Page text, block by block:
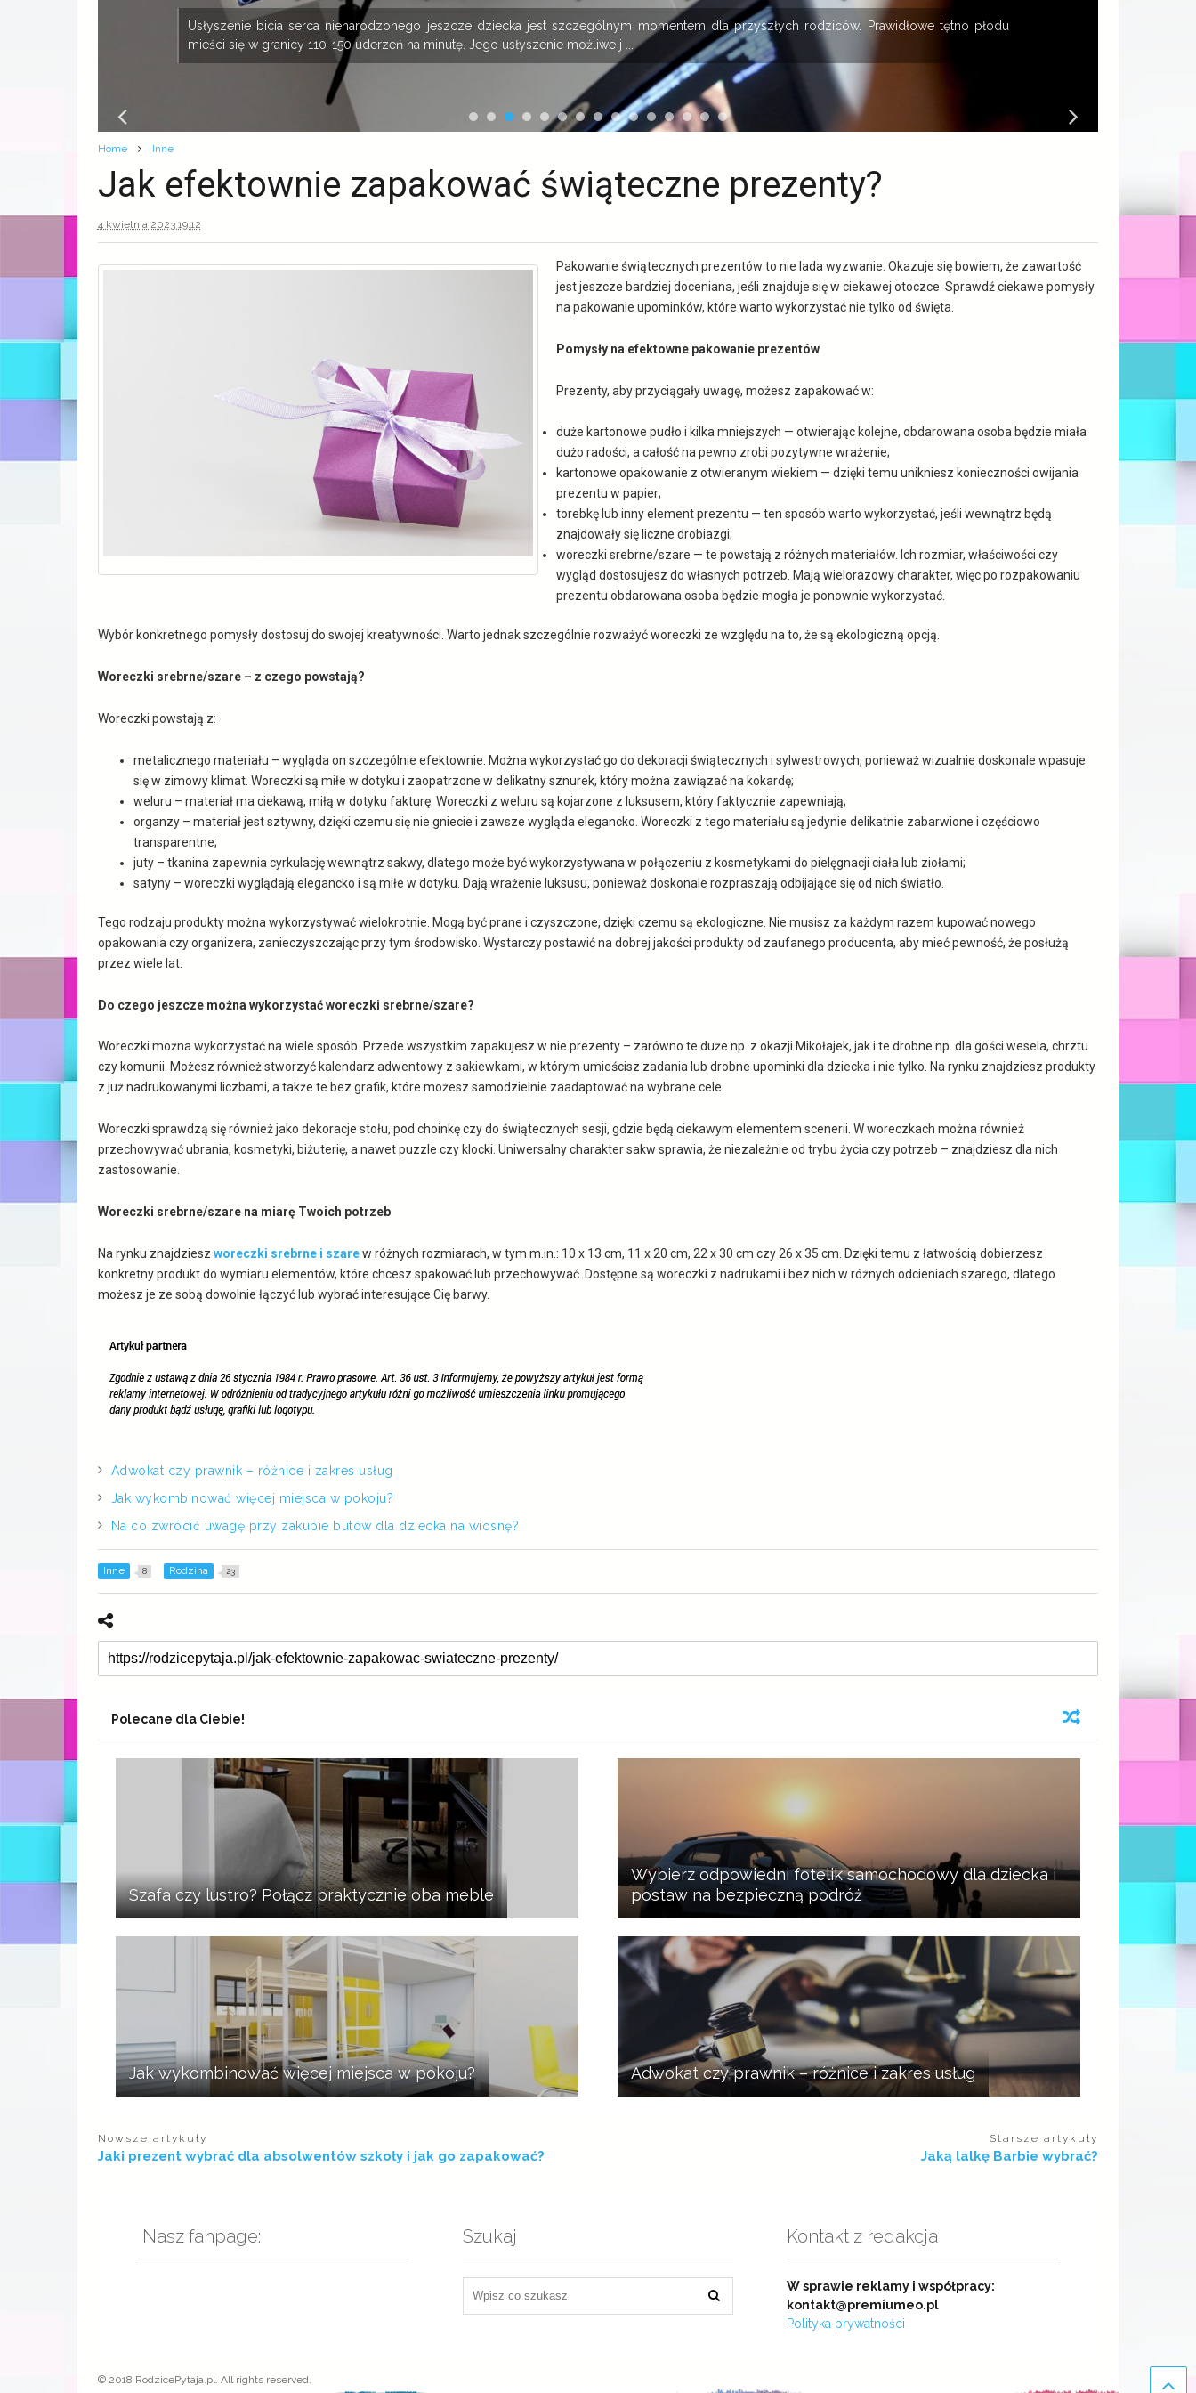
Usłyszenie bicia serca nienarodzonego jeszcze dziecka jest szczególnym momentem dla przyszłych rodziców. Prawidłowe tętno płodu
mieści się w granicy 110-150 uderzeń na minutę. Jego usłyszenie możliwe j ...
Home Inne
Jak efektownie zapakować świąteczne prezenty?
4 kwietnia 2023 19:12
Pakowanie świątecznych prezentów to nie lada wyzwanie. Okazuje się bowiem, że zawartość
jest jeszcze bardziej doceniana, jeśli znajduje się w ciekawej otoczce. Sprawdź ciekawe pomysły
na pakowanie upominków, które warto wykorzystać nie tylko od święta.
Pomysły na efektowne pakowanie prezentów
Prezenty, aby przyciągały uwagę, możesz zapakować w:
duże kartonowe pudło i kilka mniejszych — otwierając kolejne, obdarowana osoba będzie miała
dużo radości, a całość na pewno zrobi pozytywne wrażenie;
kartonowe opakowanie z otwieranym wiekiem — dzięki temu unikniesz konieczności owijania
prezentu w papier;
torebkę lub inny element prezentu — ten sposób warto wykorzystać, jeśli wewnątrz będą
znajdowały się liczne drobiazgi;
woreczki srebrne/szare — te powstają z różnych materiałów. Ich rozmiar, właściwości czy
wygląd dostosujesz do własnych potrzeb. Mają wielorazowy charakter, więc po rozpakowaniu
prezentu obdarowana osoba będzie mogła je ponownie wykorzystać.
Wybór konkretnego pomysły dostosuj do swojej kreatywności. Warto jednak szczególnie rozważyć woreczki ze względu na to, że są ekologiczną opcją.
Woreczki srebrne/szare – z czego powstają?
Woreczki powstają z:
metalicznego materiału – wygląda on szczególnie efektownie. Można wykorzystać go do dekoracji świątecznych i sylwestrowych, ponieważ wizualnie doskonale wpasuje
się w zimowy klimat. Woreczki są miłe w dotyku i zaopatrzone w delikatny sznurek, który można zawiązać na kokardę;
weluru – materiał ma ciekawą, miłą w dotyku fakturę. Woreczki z weluru są kojarzone z luksusem, który faktycznie zapewniają;
organzy – materiał jest sztywny, dzięki czemu się nie gniecie i zawsze wygląda elegancko. Woreczki z tego materiału są jedynie delikatnie zabarwione i częściowo
transparentne;
juty – tkanina zapewnia cyrkulację wewnątrz sakwy, dlatego może być wykorzystywana w połączeniu z kosmetykami do pielęgnacji ciała lub ziołami;
satyny – woreczki wyglądają elegancko i są miłe w dotyku. Dają wrażenie luksusu, ponieważ doskonale rozpraszają odbijające się od nich światło.
Tego rodzaju produkty można wykorzystywać wielokrotnie. Mogą być prane i czyszczone, dzięki czemu są ekologiczne. Nie musisz za każdym razem kupować nowego
opakowania czy organizera, zanieczyszczając przy tym środowisko. Wystarczy postawić na dobrej jakości produkty od zaufanego producenta, aby mieć pewność, że posłużą
przez wiele lat.
Do czego jeszcze można wykorzystać woreczki srebrne/szare?
Woreczki można wykorzystać na wiele sposób. Przede wszystkim zapakujesz w nie prezenty – zarówno te duże np. z okazji Mikołajek, jak i te drobne np. dla gości wesela, chrztu
czy komunii. Możesz również stworzyć kalendarz adwentowy z sakiewkami, w którym umieścisz zadania lub drobne upominki dla dziecka i nie tylko. Na rynku znajdziesz produkty
z już nadrukowanymi liczbami, a także te bez grafik, które możesz samodzielnie zaadaptować na wybrane cele.
Woreczki sprawdzą się również jako dekoracje stołu, pod choinkę czy do świątecznych sesji, gdzie będą ciekawym elementem scenerii. W woreczkach można również
przechowywać ubrania, kosmetyki, biżuterię, a nawet puzzle czy klocki. Uniwersalny charakter sakw sprawia, że niezależnie od trybu życia czy potrzeb – znajdziesz dla nich
zastosowanie.
Woreczki srebrne/szare na miarę Twoich potrzeb
Na rynku znajdziesz woreczki srebrnei szarew różnych rozmiarach, w tym m.in.: 10 x 13 cm, 11 x 20 cm, 22 x 30 cm czy 26 x 35 cm. Dzięki temu z łatwością dobierzesz
konkretny produkt do wymiaru elementów, które chcesz spakować lub przechowywać. Dostępne są woreczki z nadrukami i bez nich w różnych odcieniach szarego, dlatego
możesz je ze sobą dowolnie łączyć lub wybrać interesujące Cię barwy.
Adwokat czy prawnik – różnice i zakres usług
Jak wykombinować więcej miejsca w pokoju?
Na co zwrócić uwagę przy zakupie butów dla dziecka na wiosnę?
Inne 8 Rodzina 23
Polecane dla Ciebie!
Szafa czy lustro? Połącz praktycznie oba meble
Wybierz odpowiedni fotelik samochodowy dla dziecka i
postaw na bezpieczną podróż
Jak wykombinować więcej miejsca w pokoju? Adwokat czy prawnik – różnice i zakres usług
Nowsze artykuły
Jaki prezent wybrać dla absolwentów szkoły i jak go zapakować?
Starsze artykuły
Jaką lalkę Barbie wybrać?
Nasz fanpage: Szukaj Kontakt z redakcja
W sprawie reklamy i współpracy:
kontakt@premiumeo.pl
Polityka prywatności
© 2018 RodzicePytaja.pl. All rights reserved.